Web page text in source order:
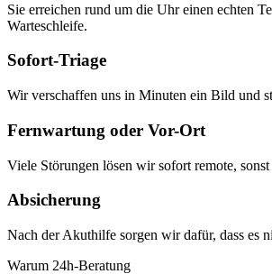
Sie erreichen rund um die Uhr einen echten
Warteschleife.
Sofort-Triage
Wir verschaffen uns in Minuten ein Bild und
Fernwartung oder Vor-Ort
Viele Störungen lösen wir sofort remote,
Absicherung
Nach der Akuthilfe sorgen wir dafür, dass es
Warum 24h-Beratung